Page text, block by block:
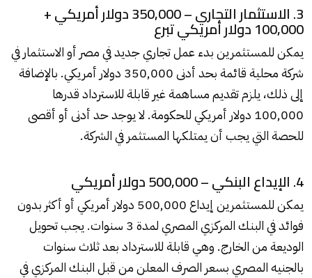
3. الاستثمار التجاري – 350,000 دولار أمريكي +
100,000 دولار أمريكي تبرع
يمكن للمستثمرين بدء عمل تجاري جديد في مصر أو الاستثمار في
شركة محلية قائمة بحد أدنى 350,000 دولار أمريكي. بالإضافة
إلى ذلك، يلزم تقديم مساهمة غير قابلة للاسترداد قدرها
100,000 دولار أمريكي للحكومة. لا يوجد حد أدنى أو أقصى
للحصة التي يجب أن يمتلكها المستثمر في الشركة.
4. الإيداع البنكي – 500,000 دولار أمريكي
يمكن للمستثمرين إيداع 500,000 دولار أمريكي أو أكثر بدون
فوائد في البنك المركزي المصري لمدة 3 سنوات. يجب تحويل
الوديعة من الخارج. وهي قابلة للاسترداد بعد ثلاث سنوات
بالجنيه المصري بسعر الصرف المعلن من قبل البنك المركزي في